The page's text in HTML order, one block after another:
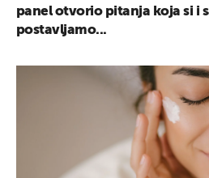
panel otvorio pitanja koja si i
postavljamo...